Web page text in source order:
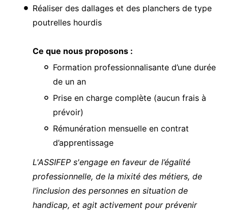
Réaliser des dallages et des planchers de type
poutrelles hourdis
Ce que nous proposons :
Formation professionnalisante d’une durée
de un an
Prise en charge complète (aucun frais à
prévoir)
Rémunération mensuelle en contrat
d’apprentissage
L'ASSIFEP s'engage en faveur de l’égalité
professionnelle, de la mixité des métiers, de
l’inclusion des personnes en situation de
handicap, et agit activement pour prévenir